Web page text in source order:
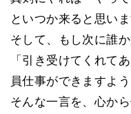
といつか来ると思いま
そして、もし次に誰
「引き受けてくれて
員仕事ができますよう
そんな一言を、心か